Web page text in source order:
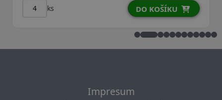
DO KOŠÍKU ks
Impresum